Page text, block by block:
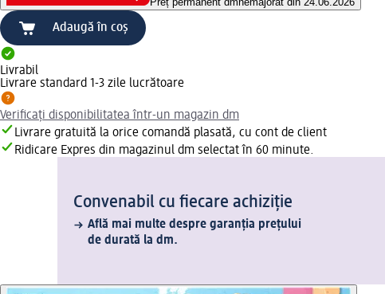
Adaugă în coș
Livrabil
Livrare standard 1-3 zile lucrătoare
Verificați disponibilitatea într-un magazin dm
Livrare gratuită la orice comandă plasată, cu cont de client
Ridicare Expres din magazinul dm selectat în 60 minute.
Convenabil cu fiecare achiziție
Află mai multe despre garanția prețului
de durată la dm.